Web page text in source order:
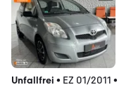
Unfallfrei • EZ 01/2011 •